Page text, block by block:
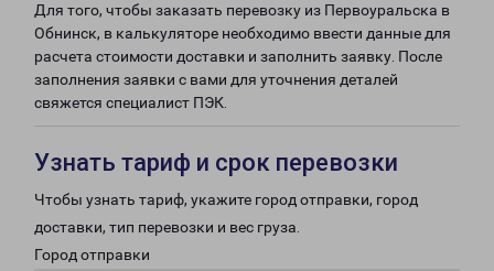
Для того, чтобы заказать перевозку из Первоуральска в
Обнинск, в калькуляторе необходимо ввести данные для
расчета стоимости доставки и заполнить заявку. После
заполнения заявки с вами для уточнения деталей
свяжется специалист ПЭК.
Узнать тариф и срок перевозки
Чтобы узнать тариф, укажите город отправки, город
доставки, тип перевозки и вес груза.
Город отправки